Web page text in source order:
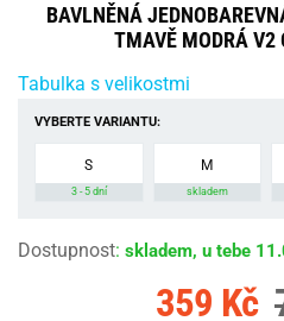
BAVLNĚNÁ
TMAVĚ MODRÁ
Tabulka s velikostmi
VYBERTE VARIANTU:
S
3 - 5 dní
M
skladem
Dostupnost: skladem, u tebe
359 Kč